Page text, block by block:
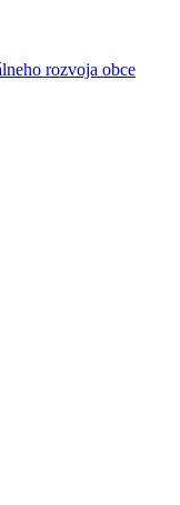
rozvoja obce